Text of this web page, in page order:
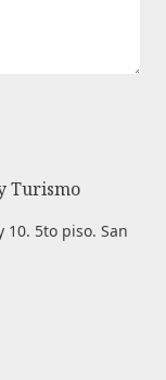
Turismo
10. 5to piso. San